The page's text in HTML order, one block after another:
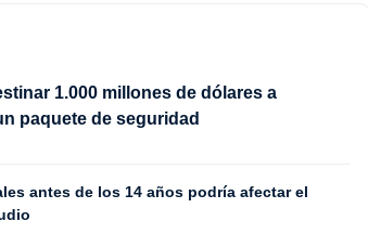
1.000 millones de dólares a
paquete de seguridad
antes de los 14 años podría afectar el